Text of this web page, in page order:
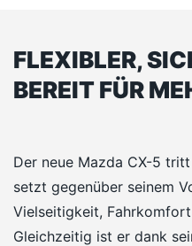
FLEXIBLER,
BEREIT FÜR
Der neue Mazda CX-5
setzt gegenüber seinem
Vielseitigkeit,
Gleichzeitig ist er dank